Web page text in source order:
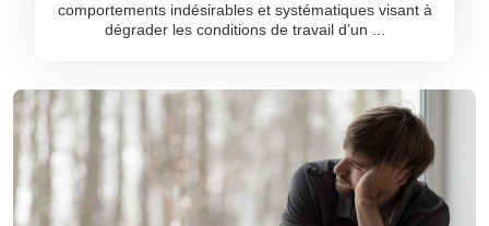
comportements indésirables et systématiques visant à
dégrader les conditions de travail d’un ...